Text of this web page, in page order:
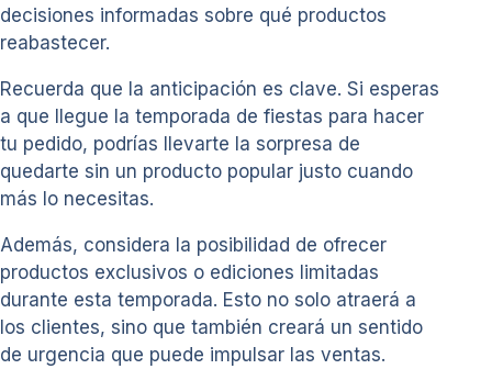
decisiones informadas sobre qué productos
reabastecer.
Recuerda que la anticipación es clave. Si esperas
a que llegue la temporada de fiestas para hacer
tu pedido, podrías llevarte la sorpresa de
quedarte sin un producto popular justo cuando
más lo necesitas.
Además, considera la posibilidad de ofrecer
productos exclusivos o ediciones limitadas
durante esta temporada. Esto no solo atraerá a
los clientes, sino que también creará un sentido
de urgencia que puede impulsar las ventas.